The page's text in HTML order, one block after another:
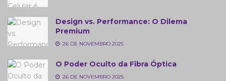
Design vs. Performance: O Dilema
Premium
26 DE NOVEMBRO 2025
O Poder Oculto da Fibra Óptica
26 DE NOVEMBRO 2025